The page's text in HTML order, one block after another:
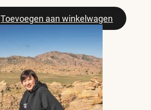
Toevoegen aan winkelwagen